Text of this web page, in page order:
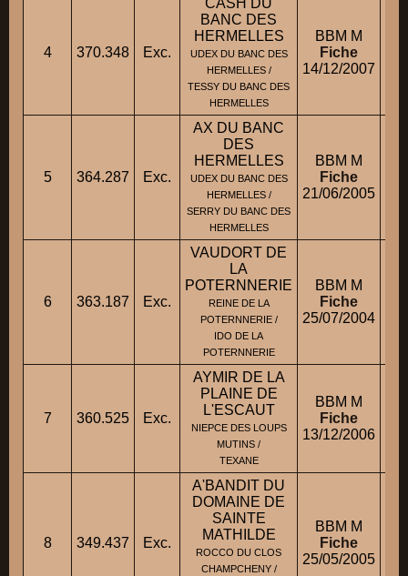
4 370.348 Exc.
CASH DU
BANC DES
HERMELLES
UDEX DU BANC DES
HERMELLES /
TESSY DU BANC DES
HERMELLES
BBM M
Fiche
14/12/2007
5 364.287 Exc.
AX DU BANC
DES
HERMELLES
UDEX DU BANC DES
HERMELLES /
SERRY DU BANC DES
HERMELLES
BBM M
Fiche
21/06/2005
6 363.187 Exc.
VAUDORT DE
LA
POTERNNERIE
REINE DE LA
POTERNNERIE /
IDO DE LA
POTERNNERIE
BBM M
Fiche
25/07/2004
7 360.525 Exc.
AYMIR DE LA
PLAINE DE
L'ESCAUT
NIEPCE DES LOUPS
MUTINS /
TEXANE
BBM M
Fiche
13/12/2006
8 349.437 Exc.
A'BANDIT DU
DOMAINE DE
SAINTE
MATHILDE
ROCCO DU CLOS
CHAMPCHENY /
BBM M
Fiche
25/05/2005